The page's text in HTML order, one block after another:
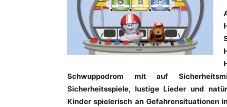
Schwuppodrom mit auf
Sicherheitsspiele, lustige Lieder und
Kinder spielerisch an Gefahrensituationen